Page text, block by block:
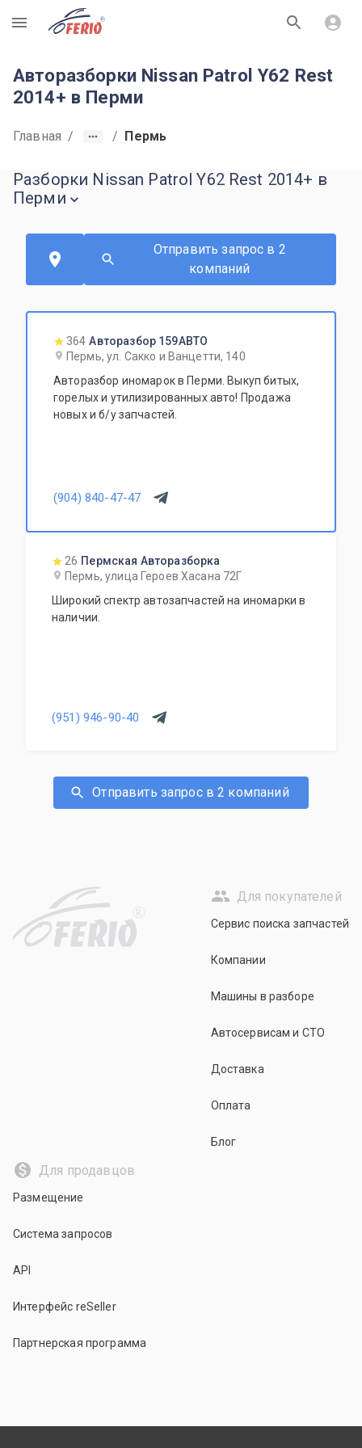
R
Авторазборки Nissan Patrol Y62 Rest
2014+ в Перми
Главная / / Пермь
Разборки Nissan Patrol Y62 Rest 2014+ в
Перми
Отправить запрос в 2
компаний
364 Авторазбор 159АВТО
Пермь, ул. Сакко и Ванцетти, 140
Авторазбор иномарок в Перми. Выкуп битых,
горелых и утилизированных авто! Продажа
новых и б/у запчастей.
(904) 840-47-47
26 Пермская Авторазборка
Пермь, улица Героев Хасана 72Г
Широкий спектр автозапчастей на иномарки в
наличии.
(951) 946-90-40
Отправить запрос в 2 компаний
R
Для покупателей
Сервис поиска запчастей
Компании
Машины в разборе
Автосервисам и СТО
Доставка
Оплата
Блог
Для продавцов
Размещение
Система запросов
API
Интерфейс reSeller
Партнерская программа